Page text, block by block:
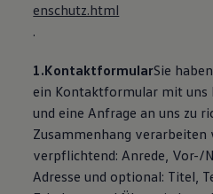
enschutz.html
.
1.KontaktformularSie
ein Kontaktformular mit uns
und eine Anfrage an uns zu
Zusammenhang verarbeiten
verpflichtend: Anrede, Vor-/
Adresse und optional: Titel,